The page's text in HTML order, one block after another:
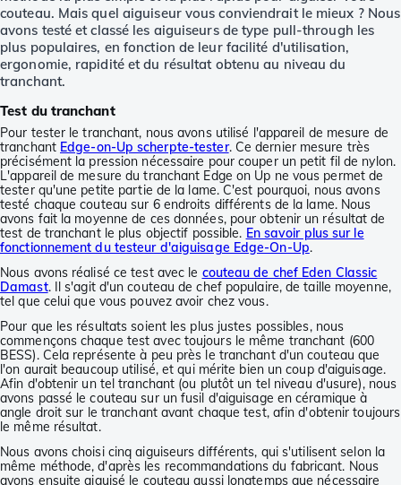
couteau. Mais quel aiguiseur vous conviendrait le mieux ? Nous
avons testé et classé les aiguiseurs de type pull-through les
plus populaires, en fonction de leur facilité d'utilisation,
ergonomie, rapidité et du résultat obtenu au niveau du
tranchant.
Test du tranchant
Pour tester le tranchant, nous avons utilisé l'appareil de mesure de
tranchant Edge-on-Up scherpte-tester. Ce dernier mesure très
précisément la pression nécessaire pour couper un petit fil de nylon.
L'appareil de mesure du tranchant Edge on Up ne vous permet de
tester qu'une petite partie de la lame. C'est pourquoi, nous avons
testé chaque couteau sur 6 endroits différents de la lame. Nous
avons fait la moyenne de ces données, pour obtenir un résultat de
test de tranchant le plus objectif possible. En savoir plus sur le
fonctionnement du testeur d'aiguisage Edge-On-Up.
Nous avons réalisé ce test avec le couteau de chef Eden Classic
Damast. Il s'agit d'un couteau de chef populaire, de taille moyenne,
tel que celui que vous pouvez avoir chez vous.
Pour que les résultats soient les plus justes possibles, nous
commençons chaque test avec toujours le même tranchant (600
BESS). Cela représente à peu près le tranchant d'un couteau que
l'on aurait beaucoup utilisé, et qui mérite bien un coup d'aiguisage.
Afin d'obtenir un tel tranchant (ou plutôt un tel niveau d'usure), nous
avons passé le couteau sur un fusil d'aiguisage en céramique à
angle droit sur le tranchant avant chaque test, afin d'obtenir toujours
le même résultat.
Nous avons choisi cinq aiguiseurs différents, qui s'utilisent selon la
même méthode, d'après les recommandations du fabricant. Nous
avons ensuite aiguisé le couteau aussi longtemps que nécessaire